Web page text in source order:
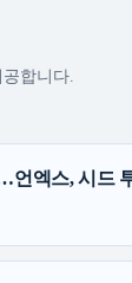
합니다.
엑스, 시드